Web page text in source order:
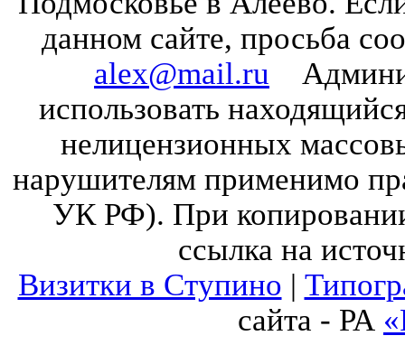
данном сайте, просьба
alex@mail.ru
использовать
нелицензионных
нарушителям применимо
УК РФ). При копировании
ссылка на
Визитки в Ступино |
сайта - РА